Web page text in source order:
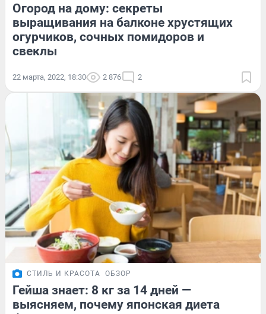
Огород на дому: секреты
выращивания на балконе хрустящих
огурчиков, сочных помидоров и
свеклы
22 марта, 2022, 18:30 2 876 2
СТИЛЬ И КРАСОТА ОБЗОР
Гейша знает: 8 кг за 14 дней —
выясняем, почему японская диета